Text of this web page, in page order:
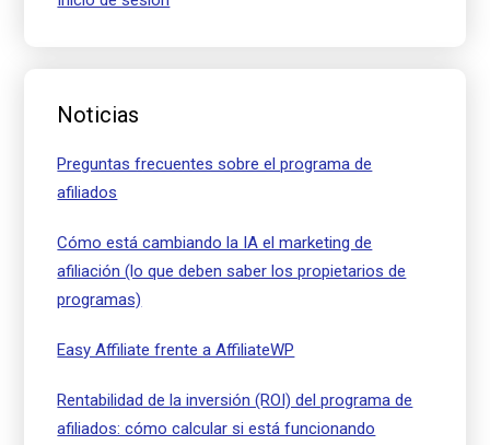
Noticias
Preguntas frecuentes sobre el programa de
afiliados
Cómo está cambiando la IA el marketing de
afiliación (lo que deben saber los propietarios de
programas)
Easy Affiliate frente a AffiliateWP
Rentabilidad de la inversión (ROI) del programa de
afiliados: cómo calcular si está funcionando